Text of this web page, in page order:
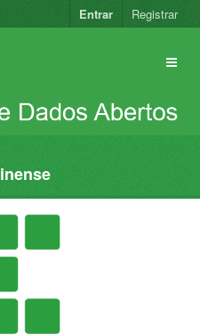
Entrar Registrar